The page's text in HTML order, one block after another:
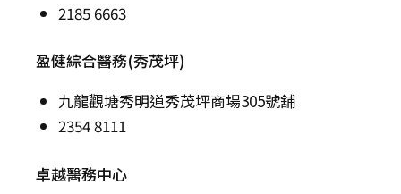
2185 6663
盈健綜合醫務(秀茂坪)
九龍觀塘秀明道秀茂坪商場305號舖
2354 8111
卓越醫務中心